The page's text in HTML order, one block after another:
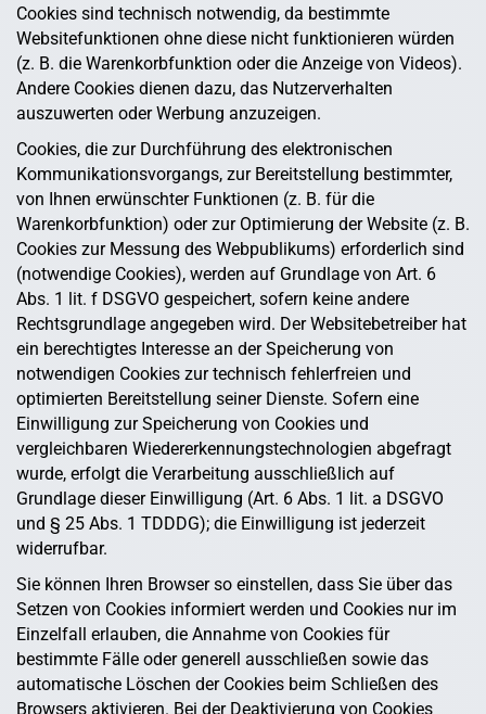
Cookies sind technisch notwendig, da bestimmte
Websitefunktionen ohne diese nicht funktionieren würden
(z. B. die Warenkorbfunktion oder die Anzeige von Videos).
Andere Cookies dienen dazu, das Nutzerverhalten
auszuwerten oder Werbung anzuzeigen.
Cookies, die zur Durchführung des elektronischen
Kommunikationsvorgangs, zur Bereitstellung bestimmter,
von Ihnen erwünschter Funktionen (z. B. für die
Warenkorbfunktion) oder zur Optimierung der Website (z. B.
Cookies zur Messung des Webpublikums) erforderlich sind
(notwendige Cookies), werden auf Grundlage von Art. 6
Abs. 1 lit. f DSGVO gespeichert, sofern keine andere
Rechtsgrundlage angegeben wird. Der Websitebetreiber hat
ein berechtigtes Interesse an der Speicherung von
notwendigen Cookies zur technisch fehlerfreien und
optimierten Bereitstellung seiner Dienste. Sofern eine
Einwilligung zur Speicherung von Cookies und
vergleichbaren Wiedererkennungstechnologien abgefragt
wurde, erfolgt die Verarbeitung ausschließlich auf
Grundlage dieser Einwilligung (Art. 6 Abs. 1 lit. a DSGVO
und § 25 Abs. 1 TDDDG); die Einwilligung ist jederzeit
widerrufbar.
Sie können Ihren Browser so einstellen, dass Sie über das
Setzen von Cookies informiert werden und Cookies nur im
Einzelfall erlauben, die Annahme von Cookies für
bestimmte Fälle oder generell ausschließen sowie das
automatische Löschen der Cookies beim Schließen des
Browsers aktivieren. Bei der Deaktivierung von Cookies